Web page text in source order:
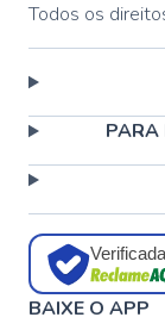
Todos os
PARA
BAIXE O APP